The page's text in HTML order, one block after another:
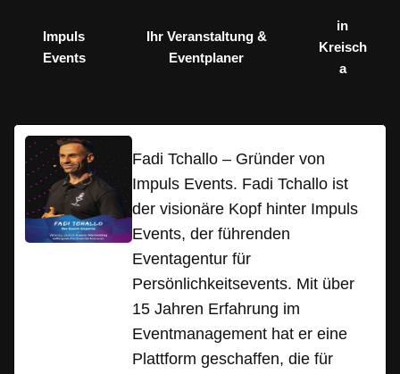
Impuls
Events
Ihr Veranstaltung &
Eventplaner
in
Kreisch
a
Fadi Tchallo – Gründer von
Impuls Events. Fadi Tchallo ist
der visionäre Kopf hinter Impuls
Events, der führenden
Eventagentur für
Persönlichkeitsevents. Mit über
15 Jahren Erfahrung im
Eventmanagement hat er eine
Plattform geschaffen, die für